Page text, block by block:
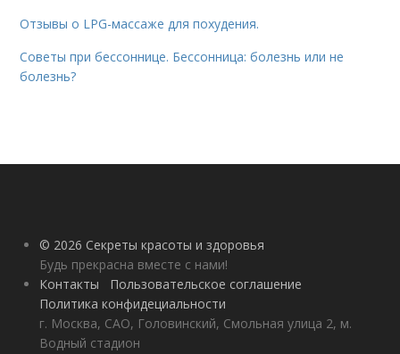
Отзывы о LPG-массаже для похудения.
Советы при бессоннице. Бессонница: болезнь или не
болезнь?
© 2026 Секреты красоты и здоровья
Будь прекрасна вместе с нами!
Контакты
Пользовательское соглашение
Политика конфидециальности
г. Москва, САО, Головинский, Смольная улица 2, м.
Водный стадион